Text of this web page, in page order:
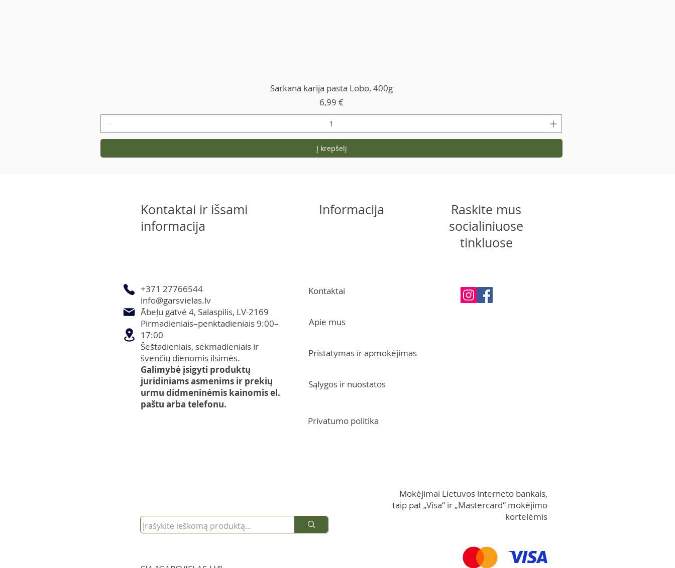
Sarkanā karija pasta Lobo, 400g
Kaina
6,99 €
Į krepšelį
Kontaktai ir išsami
informacija
Informacija
Raskite mus
socialiniuose
tinkluose
+371 27766544
info@garsvielas.lv
Ābeļu gatvė 4, Salaspilis, LV-2169
Pirmadieniais–penktadieniais 9:00–
17:00
Šeštadieniais, sekmadieniais ir
švenčių dienomis ilsimės.
Galimybė įsigyti produktų
juridiniams asmenims ir prekių
urmu didmeninėmis kainomis el.
paštu arba telefonu.
Kontaktai
Apie mus
Pristatymas ir apmokėjimas
Sąlygos ir nuostatos
Privatumo politika
Mokėjimai Lietuvos interneto bankais,
taip pat „Visa“ ir „Mastercard“ mokėjimo
kortelėmis